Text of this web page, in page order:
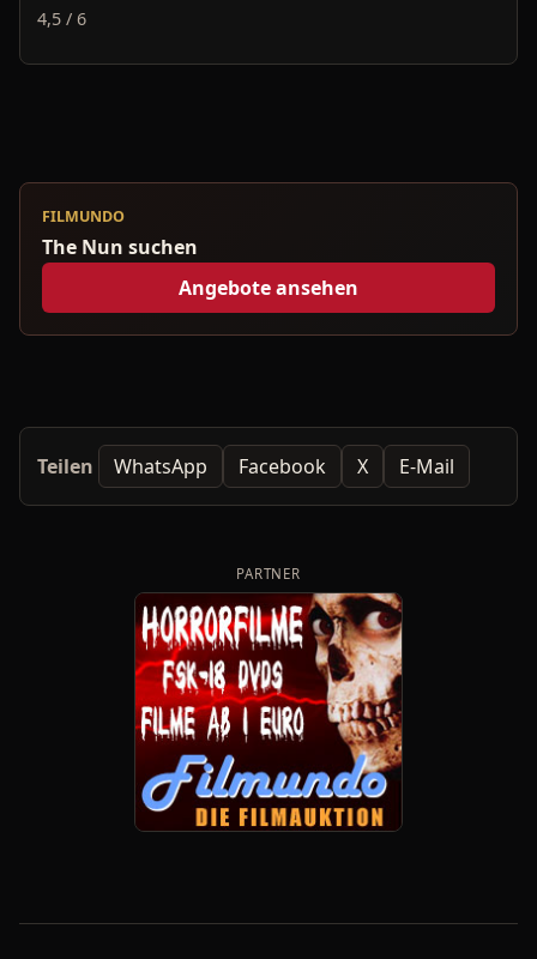
4,5 / 6
FILMUNDO
The Nun suchen
Angebote ansehen
Teilen WhatsApp Facebook X E-Mail
PARTNER